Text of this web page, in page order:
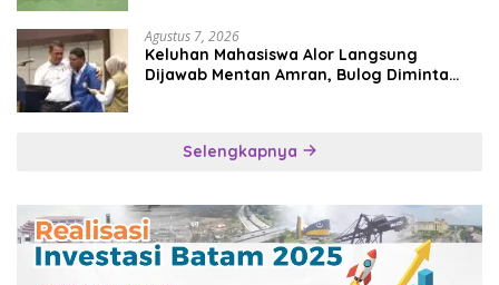
Agustus 7, 2026
Keluhan Mahasiswa Alor Langsung
Dijawab Mentan Amran, Bulog Diminta
Selengkapnya